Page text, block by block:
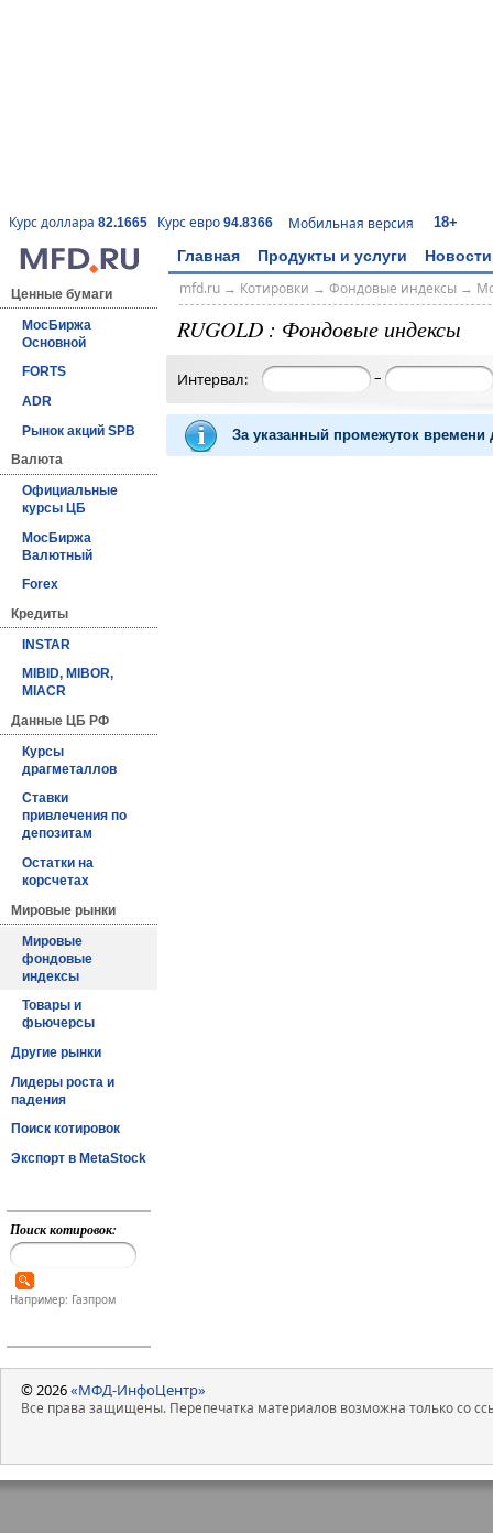
Курс доллара 82.1665 Курс евро 94.8366 Мобильная версия 18+
Главная Продукты и услуги Новости
Ценные бумаги
МосБиржа
Основной
FORTS
ADR
Рынок акций SPB
Валюта
Официальные
курсы ЦБ
МосБиржа
Валютный
Forex
Кредиты
INSTAR
MIBID, MIBOR,
MIACR
Данные ЦБ РФ
Курсы
драгметаллов
Ставки
привлечения по
депозитам
Остатки на
корсчетах
Мировые рынки
Мировые
фондовые
индексы
Товары и
фьючерсы
Другие рынки
Лидеры роста и
падения
Поиск котировок
Экспорт в MetaStock
Поиск котировок:
Например: Газпром
mfd.ru→ Котировки → Фондовые индексы→
RUGOLD : Фондовые индексы
Интервал: –
За указанный промежуток времени
© 2026«МФД-ИнфоЦентр»
Все права защищены. Перепечатка материалов возможна только со